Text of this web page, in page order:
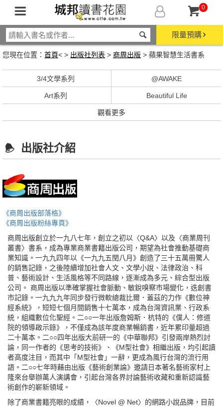
0
限量預購
您現在位置： 首頁< > 出版社列表 > 商周出版 > 蘋果智慧生活書系
3/4文學系列 @AWAKE
Art系列 Beautiful Life
觀看更多
出版社介紹
《商周出版部落格》
《商周出版粉絲專頁》
商周出版創立於一九八七年，創立之初以〈Q&A〉以及〈商業周刊
叢書〉書系，成為專業商業書籍出版公司，期望為社會推動基礎商
業知識。一九九四年以《一九九五閏八月》創造了三十五萬冊驚人
的銷售記錄，之後陸續增加社會人文、文學小說、法律政治、科
普、藝術設計、生活風格等不同路線，逐漸成為多元、綜合型出版
公司。 商周出版以準確掌握社會脈動、敏銳嗅察市場變化，迭創書
市記錄。一九九九年同步發行微軟總裁比爾．蓋茲的力作《數位神
經系統》，短短七個月間銷售十七萬本，成為台灣資訊業、行政系
統，組織數位化聖經。二○○一年出版詹姆斯．杭特的《僕人：修道
院的領導啟示錄》，不僅成為該年度商業暢銷書，近年累印量超過
二十萬本。二○○四年出版大前研一的《中華聯邦》引發兩岸熱烈討
論，同一作者的《思考的技術》、《M型社會》相繼出版，均引起讀
者高度注目，而其中「M型社會」一辭，更成為風行台灣的流行用
語。二○○七年時藉由出版《藝術創業論》邀請日本著名藝術家村上
隆來台舉辦萬人演講會，引起台灣各界討論藝術收藏和重新認識藝
術創作的嶄新領域。
除了商業書籍亮眼的成績，〈Novel @ Net〉的網路小說品牌，目前